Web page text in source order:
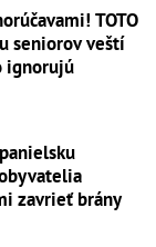
TOTO
seniorov veští
ignorujú
zavrieť brány